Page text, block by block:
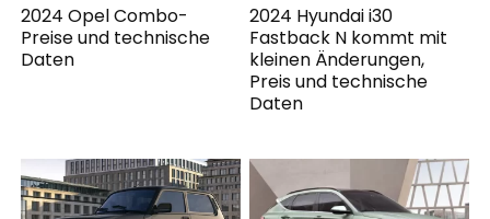
2024 Opel Combo-
Preise und technische
Daten
2024 Hyundai i30
Fastback N kommt mit
kleinen Änderungen,
Preis und technische
Daten